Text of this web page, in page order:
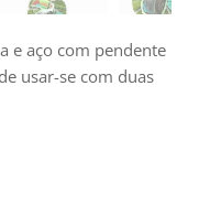
e aço com pendente
usar-se com duas